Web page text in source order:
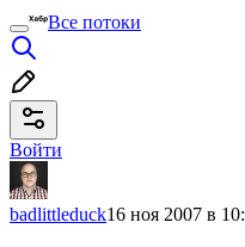
Все потоки
Войти
badlittleduck16 ноя 2007 в